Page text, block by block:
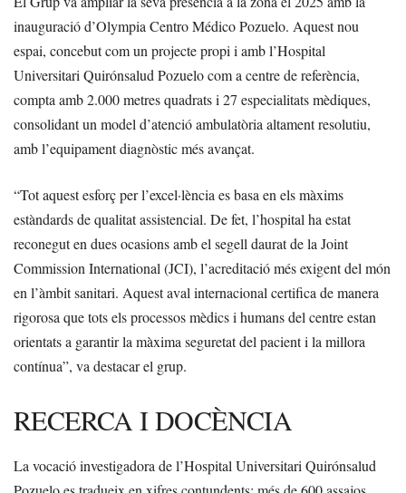
inauguració d’Olympia Centro Médico Pozuelo. Aquest nou
espai, concebut com un projecte propi i amb l’Hospital
Universitari Quirónsalud Pozuelo com a centre de referència,
compta amb 2.000 metres quadrats i 27 especialitats mèdiques,
consolidant un model d’atenció ambulatòria altament resolutiu,
amb l’equipament diagnòstic més avançat.
“Tot aquest esforç per l’excel·lència es basa en els màxims
estàndards de qualitat assistencial. De fet, l’hospital ha estat
reconegut en dues ocasions amb el segell daurat de la Joint
Commission International (JCI), l’acreditació més exigent del món
en l’àmbit sanitari. Aquest aval internacional certifica de manera
rigorosa que tots els processos mèdics i humans del centre estan
orientats a garantir la màxima seguretat del pacient i la millora
contínua”, va destacar el grup.
RECERCA I DOCÈNCIA
La vocació investigadora de l’Hospital Universitari Quirónsalud